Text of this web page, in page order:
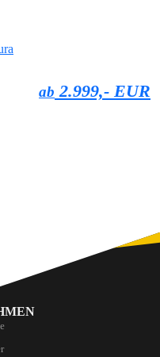
ab 2.999,- EUR